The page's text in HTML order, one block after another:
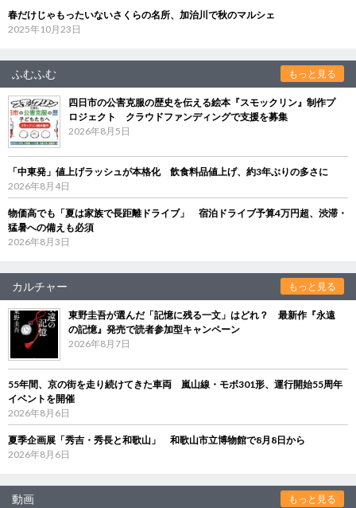
春だけじゃもったいないさくらの名所、加治川で秋のマルシェ
2025年10月23日
ふむふむ もっと見る
四日市の公害克服の歴史を伝える絵本『スモックリン』制作プ
ロジェクト クラウドファンディングで支援を募集
2026年8月5日
「中東発」値上げラッシュが本格化 飲食料品値上げ、約3年ぶりの多さに
2026年8月4日
物価高でも「夏は家族で長距離ドライブ」 宿泊ドライブ予算4万円超、渋滞・
猛暑への備えも必須
2026年8月3日
カルチャー もっと見る
東野圭吾が選んだ「記憶に残る一文」はどれ？ 最新作『永遠
の記憶』発売で読者参加型キャンペーン
2026年8月7日
55年間、京の街を走り続けてきた車両 嵐山線・モボ301形、運行開始55周年
イベントを開催
2026年8月6日
夏季企画展「秀吉・秀長と和歌山」 和歌山市立博物館で8月8日から
2026年8月6日
動画 もっと見る